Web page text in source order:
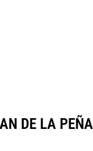
DE LA PEÑA